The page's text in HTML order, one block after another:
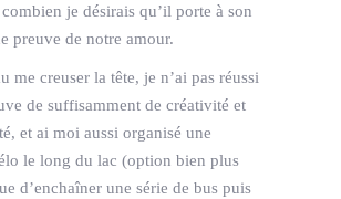
je désirais qu’il porte à son
preuve de notre amour.
me creuser la tête, je n’ai pas réussi
de suffisamment de créativité et
et ai moi aussi organisé une
le long du lac (option bien plus
d’enchaîner une série de bus puis